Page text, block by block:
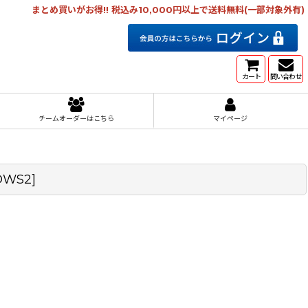
まとめ買いがお得!! 税込み10,000円以上で送料無料(一部対象外有)
カート 問い合わせ
チームオーダーはこちら マイページ
]